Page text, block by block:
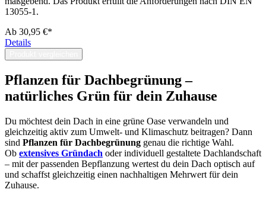
13055-1.
Ab 30,95 €*
Details
Pflanzen für Dachbegrünung –
natürliches Grün für dein Zuhause
Du möchtest dein Dach in eine grüne Oase verwandeln und
gleichzeitig aktiv zum Umwelt- und Klimaschutz beitragen? Dann
sind Pflanzen für Dachbegrünung genau die richtige Wahl.
Ob extensives Gründach oder individuell gestaltete Dachlandschaft
– mit der passenden Bepflanzung wertest du dein Dach optisch auf
und schaffst gleichzeitig einen nachhaltigen Mehrwert für dein
Zuhause.